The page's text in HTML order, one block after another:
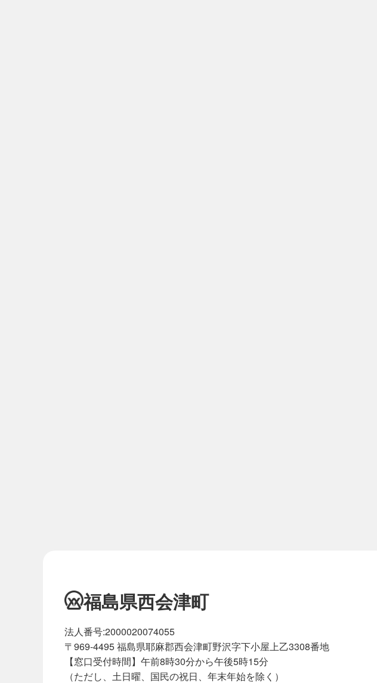
福島県西会津町
法人番号:2000020074055
〒969-4495 福島県耶麻郡西会津町野沢字下小屋上乙3308番地
【窓口受付時間】午前8時30分から午後5時15分
（ただし、土日曜、国民の祝日、年末年始を除く）